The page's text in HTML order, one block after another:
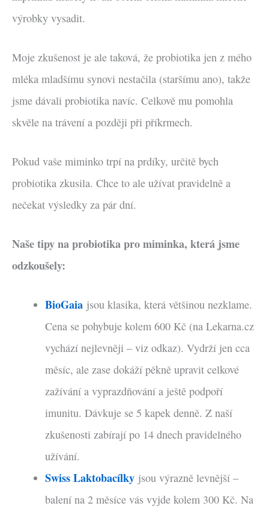
výrobky vysadit.
Moje zkušenost je ale taková, že probiotika jen z mého
mléka mladšímu synovi nestačila (staršímu ano), takže
jsme dávali probiotika navíc. Celkově mu pomohla
skvěle na trávení a později při příkrmech.
Pokud vaše miminko trpí na prdíky, určitě bych
probiotika zkusila. Chce to ale užívat pravidelně a
nečekat výsledky za pár dní.
Naše tipy na probiotika pro miminka, která jsme
odzkoušely:
BioGaia jsou klasika, která většinou nezklame.
Cena se pohybuje kolem 600 Kč (na Lekarna.cz
vychází nejlevněji – viz odkaz). Vydrží jen cca
měsíc, ale zase dokáží pěkně upravit celkové
zažívání a vyprazdňování a ještě podpoří
imunitu. Dávkuje se 5 kapek denně. Z naší
zkušenosti zabírají po 14 dnech pravidelného
užívání.
Swiss Laktobacílkyjsou výrazně levnější –
balení na 2 měsíce vás vyjde kolem 300 Kč. Na